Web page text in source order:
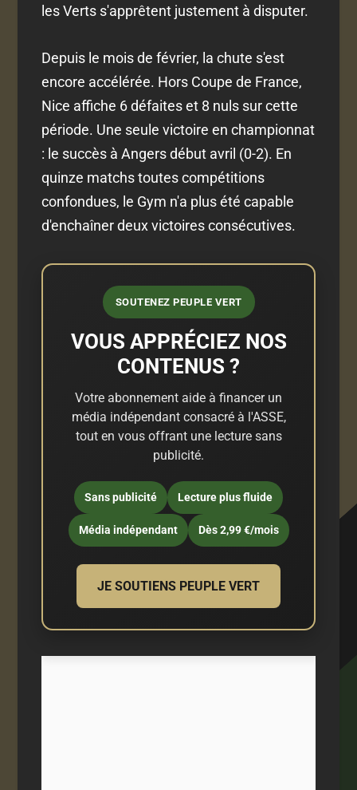
les Verts s'apprêtent justement à disputer.
Depuis le mois de février, la chute s'est
encore accélérée. Hors Coupe de France,
Nice affiche 6 défaites et 8 nuls sur cette
période. Une seule victoire en championnat
: le succès à Angers début avril (0-2). En
quinze matchs toutes compétitions
confondues, le Gym n'a plus été capable
d'enchaîner deux victoires consécutives.
SOUTENEZ PEUPLE VERT
VOUS APPRÉCIEZ NOS
CONTENUS ?
Votre abonnement aide à financer un
média indépendant consacré à l'ASSE,
tout en vous offrant une lecture sans
publicité.
Sans publicité Lecture plus fluide
Média indépendant Dès 2,99 €/mois
JE SOUTIENS PEUPLE VERT